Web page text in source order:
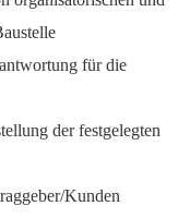
für die
der festgelegten
Kunden